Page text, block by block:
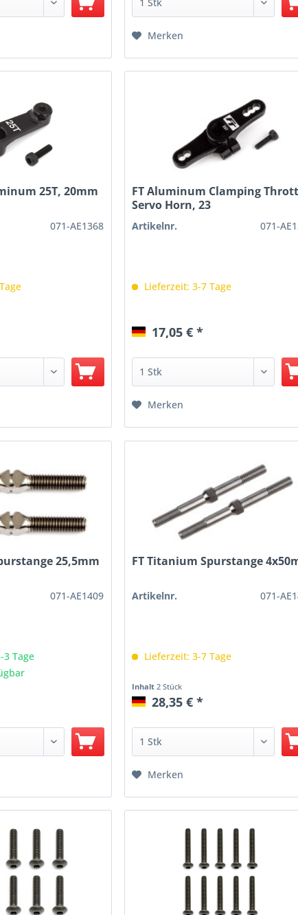
Merken
25T, 20mm
071-AE1368
FT Aluminum Clamping
Servo Horn, 23
Artikelnr. 071-
Lieferzeit: 3-7 Tage
17,05 € *
Merken
25,5mm
071-AE1409
3 Tage
FT Titanium Spurstange
Artikelnr. 071-
Lieferzeit: 3-7 Tage
Inhalt 2 Stück
28,35 € *
Merken